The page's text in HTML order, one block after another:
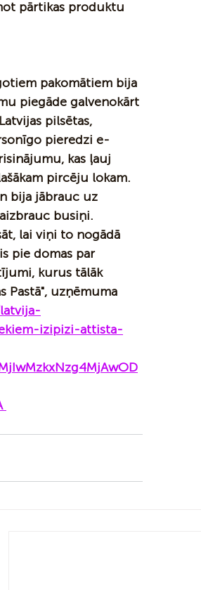
pārtikas produktu
pakomātiem bija
piegāde galvenokārt
pilsētas,
pieredzi e-
kas ļauj
pircēju lokam.
bija jābrauc uz
busiņi.
lai viņi to nogādā
pie domas par
kurus tālāk
Pastā", uzņēmuma
izipizi-attista-